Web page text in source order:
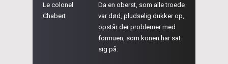
Le colonel
Chabert
Da en oberst, som alle troede
var død, pludselig dukker op,
opstår der problemer med
formuen, som konen har sat
sig på.